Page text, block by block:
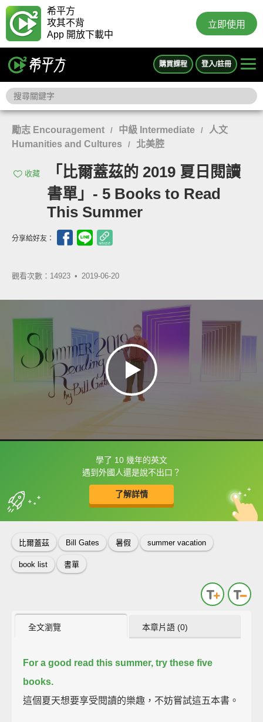
希平方
攻其不背
App 開放下載中
立即使用
購買課程 登入/註冊
勵志 Encouragement / 中級 Intermediate /
人文
Humanities and Cultures
/ 北美腔
收藏
「比爾蓋茲的 2019 夏日閱讀
書單」- 5 Books to Read
This Summer
分享給好友：
觀看次數：14923 • 2019-06-20
學了 10 幾年的英文
遇到外國人還是說不出口？
了解詳情
框選或點兩下字幕可以直接查字典喔！
收錄佳句 中
英
比爾蓋茲 Bill Gates 暑假 summer vacation
book list 書單
全文瀏覽 本章片語 (0)
For a good read this summer, try these five
books.
這個夏天想要享受閱讀的樂趣，不妨嘗試這五本書。